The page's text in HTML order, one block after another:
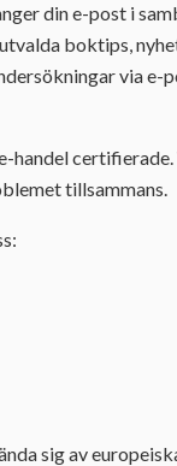
din e-post i
boktips,
via
handel
tillsammans.
sig av